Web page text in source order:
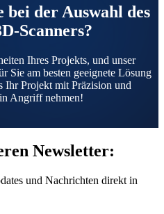
bei der Auswahl des
Scanners?
Ihres Projekts, und unser
Sie am besten geeignete Lösung
Ihr Projekt mit Präzision und
Angriff nehmen!
Newsletter:
und Nachrichten direkt in